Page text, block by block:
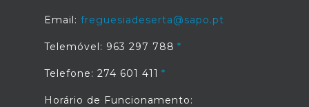
Email: freguesiadeserta@sapo.pt
Telemóvel: 963 297 788
Telefone: 274 601 411
Horário de Funcionamento: